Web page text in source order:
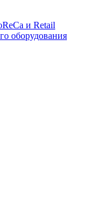
и Retail
оборудования